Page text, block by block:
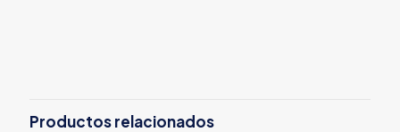
Productos relacionados